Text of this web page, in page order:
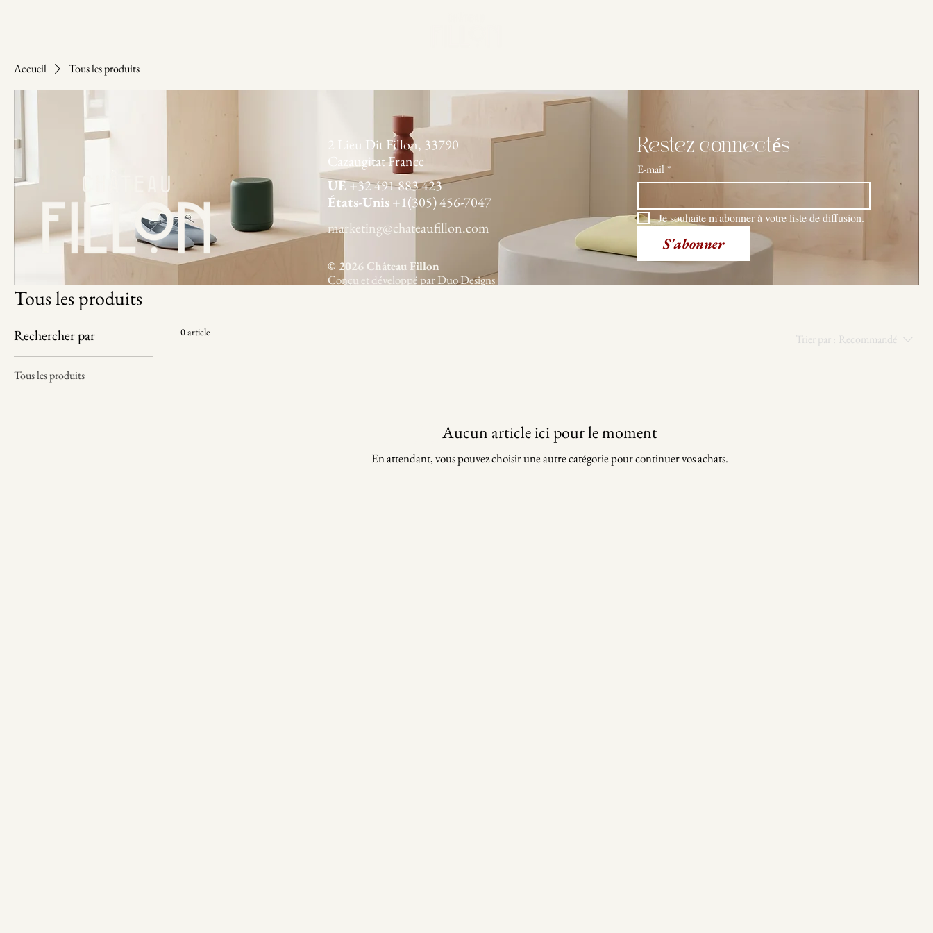
Accueil Tous les produits
Tous les produits
Rechercher par
Tous les produits
0 article Trier par : Recommandé
Aucun article ici pour le moment
En attendant, vous pouvez choisir une autre catégorie pour continuer vos achats.
2 Lieu Dit Fillon, 33790
Cazaugitat France
UE+32 491 883 423
États-Unis+1(305) 456-7047
marketing@chateaufillon.com
© 2026 Château Fillon
Conçu et développé par Duo Designs
Restez connectés
E-mail*
Je souhaite m'abonner à votre liste de diffusion.
S'abonner
© 2026 Château Fillon
Conçu et développé par Duo Designs